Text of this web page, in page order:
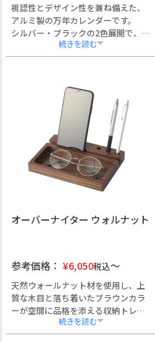
視認性とデザイン性を兼ね備えた、
アルミ製の万年カレンダーです。
シルバー・ブラックの2色展開で、デ
スクや受付に自然と馴染むコンパク
トサイズ。
企業名・ロゴなどの名入れ加工にも
対応しており、記念品やプロモーシ
ョンツールとして幅広くご活用いた
だけます。
オーバーナイター ウォルナット
参考価格： ¥6,050税込
天然ウォールナット材を使用し、上
質な木目と落ち着いたブラウンカラ
ーが空間に品格を添える収納トレイ
「オーバーナイター ウォールナッ
ト」。